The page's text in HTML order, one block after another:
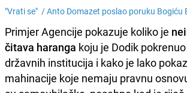
"Vrati se" /Anto Domazet poslao poruku Bogiću
Primjer Agencije pokazuje koliko je
čitava haranga koju je Dodik
državnih institucija i kako je lako
mahinacije koje nemaju pravnu